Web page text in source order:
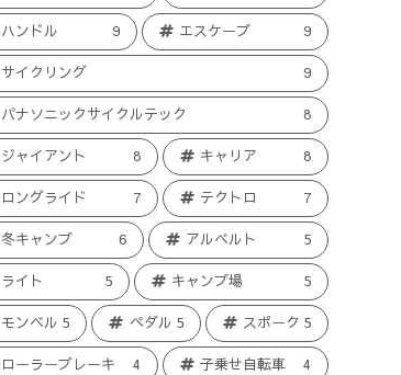
ハンドル 9 エスケープ 9
サイクリング 9
パナソニックサイクルテック 8
ジャイアント 8 キャリア 8
ロングライド 7 テクトロ 7
冬キャンプ 6 アルベルト 5
ライト 5 キャンプ場 5
モンベル 5 ペダル 5 スポーク 5
ローラーブレーキ 4 子乗せ自転車 4